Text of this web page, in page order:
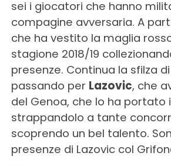
sei i giocatori che hanno
compagine avversaria. A
che ha vestito la maglia
stagione 2018/19
presenze. Continua la sfilza
passando per Lazovic, che
del Genoa, che lo ha portato
strappandolo a tante
scoprendo un bel talento.
presenze di Lazovic col